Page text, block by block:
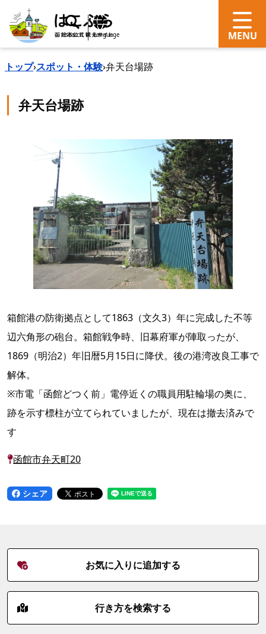
search Language
トップ›スポット・体験›弁天台場跡
弁天台場跡
箱館港の防衛拠点として1863（文久3）年に完成した不等
辺六角形の砲台。箱館戦争時、旧幕府軍が陣取ったが、
1869（明治2）年旧暦5月15日に降伏。後の港湾改良工事で
解体。
※市電「函館どつく前」電停近くの職員用駐輪場の奥に、
跡を示す標柱が立てられていましたが、現在は撤去済みで
す
函館市弁天町20
シェア
お気に入りに追加する
行き方を検索する